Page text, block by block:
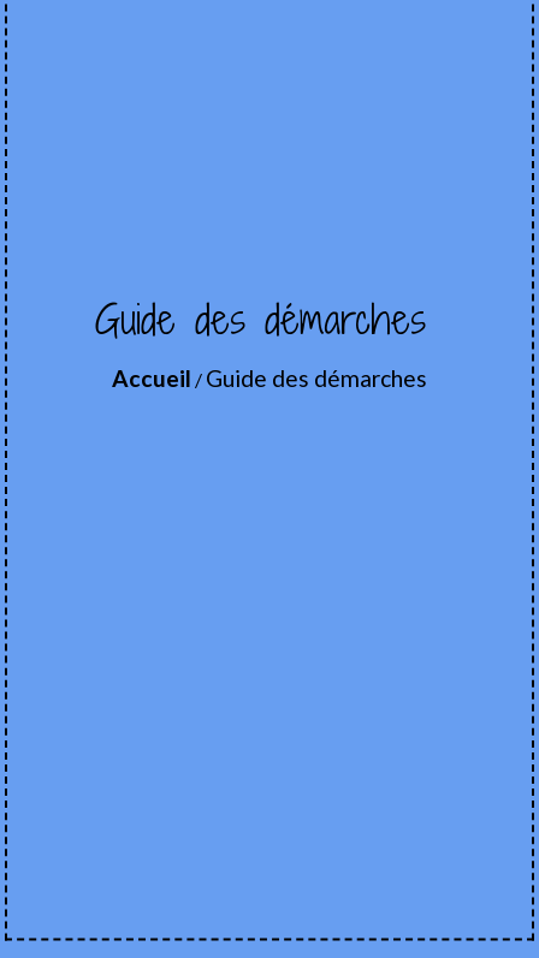
Guide des démarches
Accueil / Guide des démarches